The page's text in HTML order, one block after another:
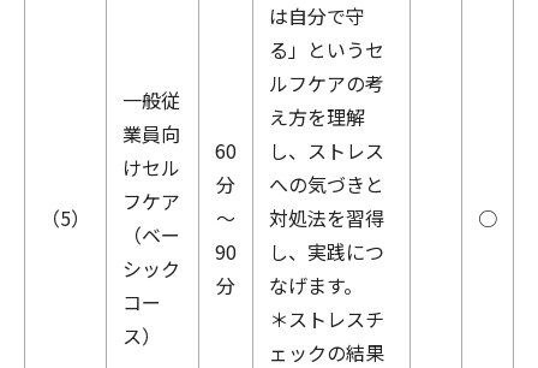
（5）
一般従
業員向
けセル
フケア
（ベー
シック
コー
ス）
60
分
～
90
分
は自分で守
る」というセ
ルフケアの考
え方を理解
し、ストレス
への気づきと
対処法を習得
し、実践につ
なげます。
＊ストレスチ
ェックの結果
○